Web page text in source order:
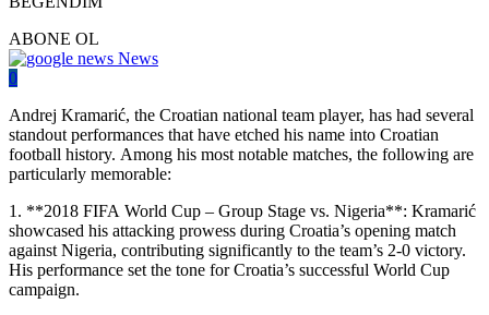
ABONE OL
News
0
Andrej Kramarić, the Croatian national team player, has had several
standout performances that have etched his name into Croatian
football history. Among his most notable matches, the following are
particularly memorable:
1. **2018 FIFA World Cup – Group Stage vs. Nigeria**: Kramarić
showcased his attacking prowess during Croatia’s opening match
against Nigeria, contributing significantly to the team’s 2-0 victory.
His performance set the tone for Croatia’s successful World Cup
campaign.